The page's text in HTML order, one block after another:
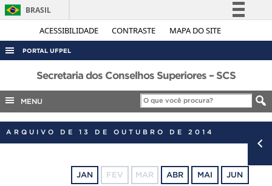
ACESSIBILIDADE CONTRASTE MAPA DO SITE
BRASIL
Simplifique!
Acesso à informação
Legislação
Canais
PORTAL UFPEL
ACESSO À INFORMAÇÃO
AUDITORIA
COBALTO
CONCURSOS
Secretaria dos Conselhos Superiores – SCS
MENU
ARQUIVO DE 13 DE OUTUBRO DE 2014
JAN FEV MAR ABR MAI JUN